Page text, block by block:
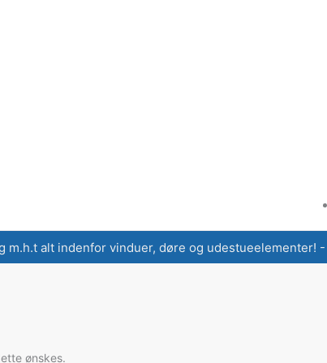
m.h.t alt indenfor vinduer, døre og udestueelementer! -
ønskes.